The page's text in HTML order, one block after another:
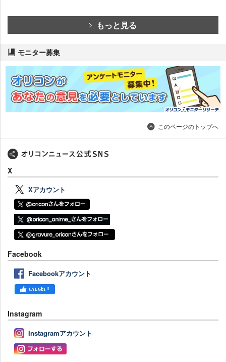
もっと見る
モニター募集
このページのトップへ
X
Xアカウント
Facebook
Facebookアカウント
Instagram
Instagramアカウント